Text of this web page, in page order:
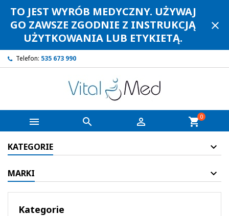
TO JEST WYRÓB MEDYCZNY. UŻYWAJ
GO ZAWSZE ZGODNIE Z INSTRUKCJĄ
UŻYTKOWANIA LUB ETYKIETĄ.
close
Telefon: 535 673 990
   shopping_cart0
KATEGORIE
MARKI
Kategorie